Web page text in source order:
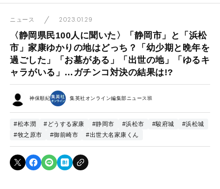
ニュース 2023.01.29
〈静岡県民100人に聞いた〉「静岡市」と「浜松
市」家康ゆかりの地はどっち？「幼少期と晩年を
過ごした」「お墓がある」「出世の地」「ゆるキ
ャラがいる」…ガチンコ対決の結果は!?
神保順紀 集英社オンライン編集部ニュース班
#松本潤 #どうする家康 #静岡市 #浜松市 #駿府城
#浜松城
#牧之原市
#御前崎市 #出世大名家康くん